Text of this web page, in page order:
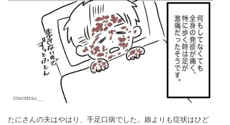
©tanidesu__
たにさんの夫はやはり、手足口病でした。娘よりも症状はひど